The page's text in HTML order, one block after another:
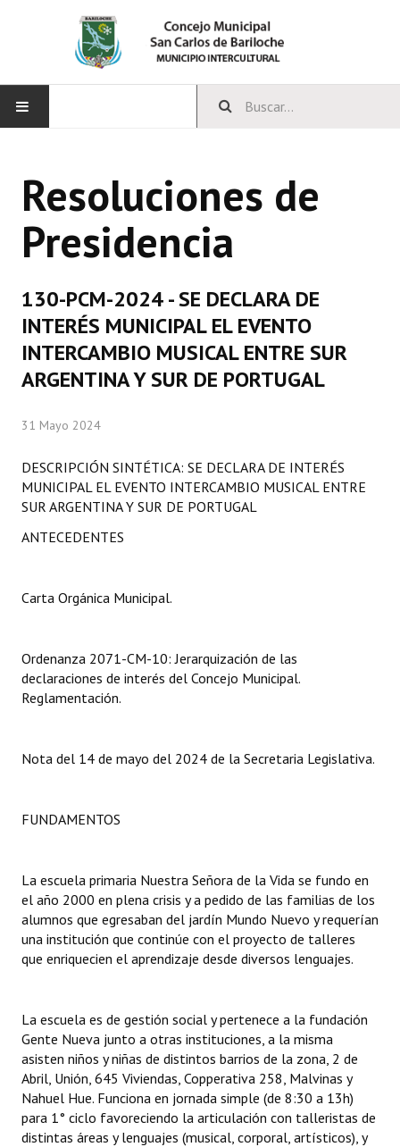
CONCEJO
Bloques Políticos
Comisiones Permanentes
Comisiones Especiales
Concejales Mandato Cumplido
Programas
LEGISLACIÓN
Constitución Nacional
Constitución Provincial
Reglamento Interno
Organigrama
Informes de Gestión
Actas de Sesión
Informes de Unidad Coordinadora
Ejecución Presupuestaria
NORMATIVA
Comunicaciones
Declaraciones
Resoluciones
Resoluciones de
Presidencia
130-PCM-2024 - SE DECLARA DE
INTERÉS MUNICIPAL EL EVENTO
INTERCAMBIO MUSICAL ENTRE SUR
ARGENTINA Y SUR DE PORTUGAL
31 Mayo 2024
DESCRIPCIÓN SINTÉTICA: SE DECLARA DE INTERÉS
MUNICIPAL EL EVENTO INTERCAMBIO MUSICAL ENTRE
SUR ARGENTINA Y SUR DE PORTUGAL
ANTECEDENTES
Carta Orgánica Municipal.
Ordenanza 2071-CM-10: Jerarquización de las
declaraciones de interés del Concejo Municipal.
Reglamentación.
Nota del 14 de mayo del 2024 de la Secretaria Legislativa.
FUNDAMENTOS
La escuela primaria Nuestra Señora de la Vida se fundo en
el año 2000 en plena crisis y a pedido de las familias de los
alumnos que egresaban del jardín Mundo Nuevo y requerían
una institución que continúe con el proyecto de talleres
que enriquecien el aprendizaje desde diversos lenguajes.
La escuela es de gestión social y pertenece a la fundación
Gente Nueva junto a otras instituciones, a la misma
asisten niños y niñas de distintos barrios de la zona, 2 de
Abril, Unión, 645 Viviendas, Copperativa 258, Malvinas y
Nahuel Hue. Funciona en jornada simple (de 8:30 a 13h)
para 1° ciclo favoreciendo la articulación con talleristas de
distintas áreas y lenguajes (musical, corporal, artísticos), y